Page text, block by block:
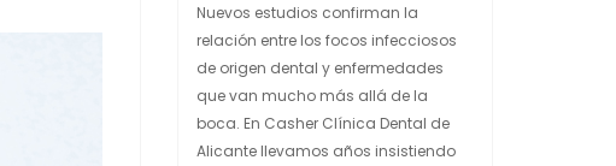
Nuevos estudios confirman la
relación entre los focos infecciosos
de origen dental y enfermedades
que van mucho más allá de la
boca. En Casher Clínica Dental de
Alicante llevamos años insistiendo